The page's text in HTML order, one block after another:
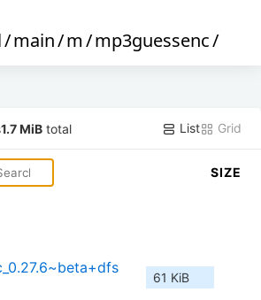
/main/m/mp3guessenc/
1.7 MiB total List Grid
SIZE
61 KiB